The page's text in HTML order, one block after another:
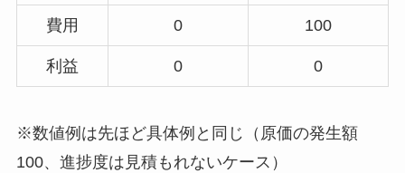
費用 0 100
利益 0 0
※数値例は先ほど具体例と同じ（原価の発生額
100、進捗度は見積もれないケース）